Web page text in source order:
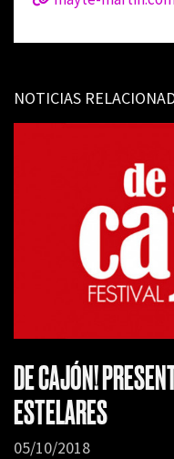
NOTICIAS
DE CAJÓN!
ESTELARES
05/10/2018